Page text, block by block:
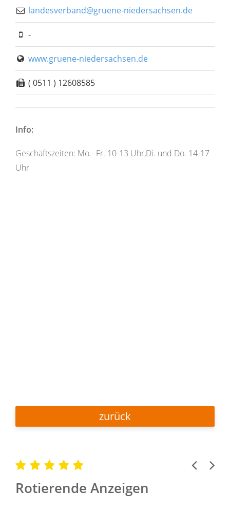
landesverband@gruene-niedersachsen.de
-
www.gruene-niedersachsen.de
( 0511 ) 12608585
Info:
Geschäftszeiten: Mo.- Fr. 10-13 Uhr,Di. und Do. 14-17
Uhr
zurück
Rotierende Anzeigen
Previous
Next